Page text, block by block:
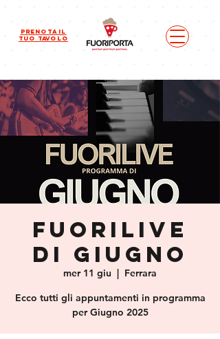
Prenota il
tuo tavolo
FUORILIVE
DI GIUGNO
mer 11 giu
  |
Ferrara
Ecco tutti gli appuntamenti in programma
per Giugno 2025